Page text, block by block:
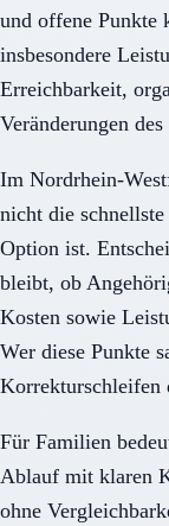
und offene Punkte
insbesondere
Erreichbarkeit,
Veränderungen
Im Nordrhein-
nicht die
Option ist.
bleibt, ob
Kosten sowie
Wer diese Punkte
Korrekturschleifen
Für Familien
Ablauf mit klaren
ohne